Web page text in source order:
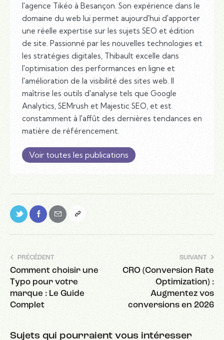
l'agence Tikéo à Besançon. Son expérience dans le
domaine du web lui permet aujourd'hui d'apporter
une réelle expertise sur les sujets SEO et édition
de site. Passionné par les nouvelles technologies et
les stratégies digitales, Thibault excelle dans
l'optimisation des performances en ligne et
l'amélioration de la visibilité des sites web. Il
maîtrise les outils d'analyse tels que Google
Analytics, SEMrush et Majestic SEO, et est
constamment à l'affût des dernières tendances en
matière de référencement.
Voir toutes les publications
PRÉCÉDENT
Comment choisir une
Typo pour votre
marque : Le Guide
Complet
SUIVANT
CRO (Conversion Rate
Optimization) :
Augmentez vos
conversions en 2026
Sujets qui pourraient vous intéresser